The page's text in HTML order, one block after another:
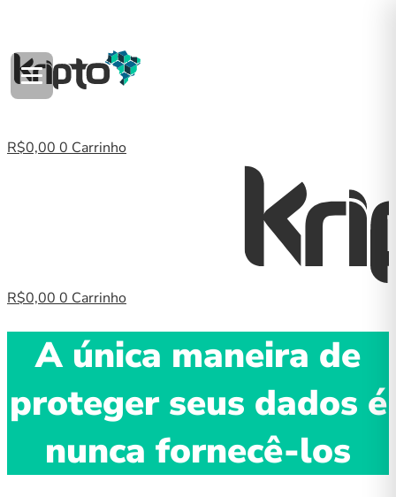
o
conteúdo
R$0,00 0 Carrinho
R$0,00 0 Carrinho
A única maneira de
proteger seus dados é
nunca fornecê-los